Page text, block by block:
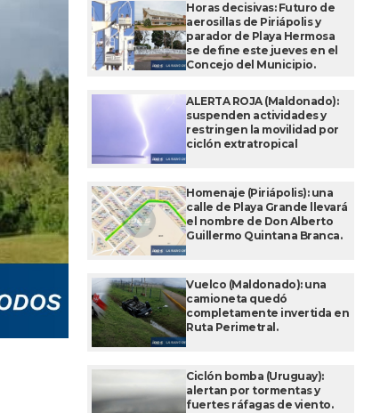
Horas decisivas: Futuro de
aerosillas de Piriápolis y
parador de Playa Hermosa
se define este jueves en el
Concejo del Municipio.
ALERTA ROJA (Maldonado):
suspenden actividades y
restringen la movilidad por
ciclón extratropical
Homenaje (Piriápolis): una
calle de Playa Grande llevará
el nombre de Don Alberto
Guillermo Quintana Branca.
Vuelco (Maldonado): una
camioneta quedó
completamente invertida en
Ruta Perimetral.
Ciclón bomba (Uruguay):
alertan por tormentas y
fuertes ráfagas de viento.